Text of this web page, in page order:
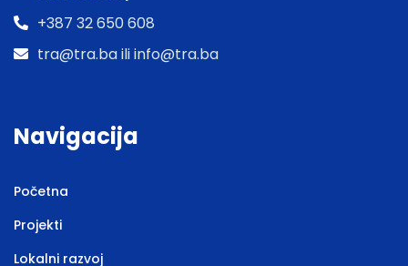
+387 32 650 608
tra@tra.ba ili info@tra.ba
Navigacija
Početna
Projekti
Lokalni razvoj